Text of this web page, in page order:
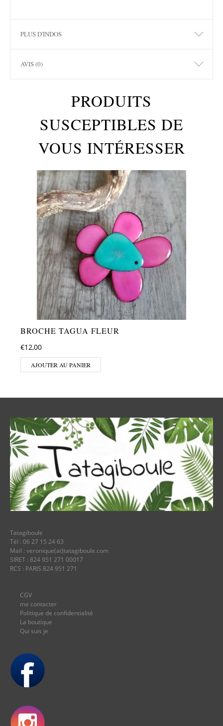
PLUS D'INDOS
AVIS (0)
PRODUITS
SUSCEPTIBLES DE
VOUS INTÉRESSER
BROCHE TAGUA FLEUR
€12,00
AJOUTER AU PANIER
Tatagiboule
Tél : 06 27 15 24 63
Mail : veronique(at)tatagiboule.com
SIRET : 824 951 271 00017
RCS : PARIS 824 951 271
CGV
me contacter
Politique de confidentialité
La boutique
Qui suis je